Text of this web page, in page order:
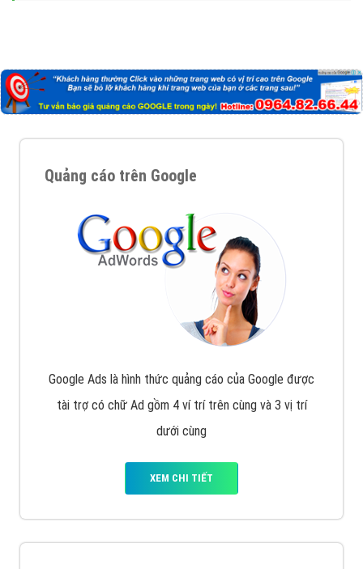
Quảng cáo trên Google
Google Ads là hình thức quảng cáo của Google được
tài trợ có chữ Ad gồm 4 ví trí trên cùng và 3 vị trí
dưới cùng
XEM CHI TIẾT